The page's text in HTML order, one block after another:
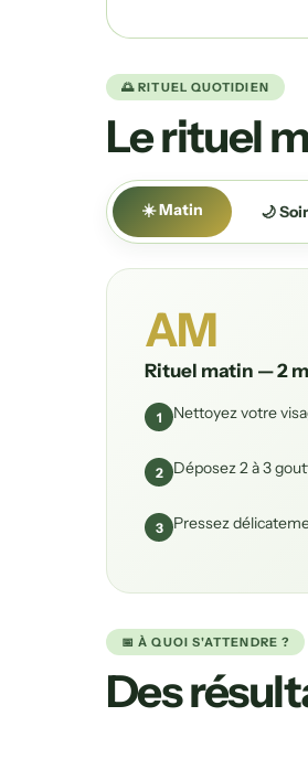
🌅 RITUEL QUOTIDIEN
Le rituel
☀️ Matin 🌙 Soir
AM
Rituel matin — 2
1 Nettoyez votre
2 Déposez 2 à 3
3 Pressez
📅 À QUOI S'ATTENDRE ?
Des